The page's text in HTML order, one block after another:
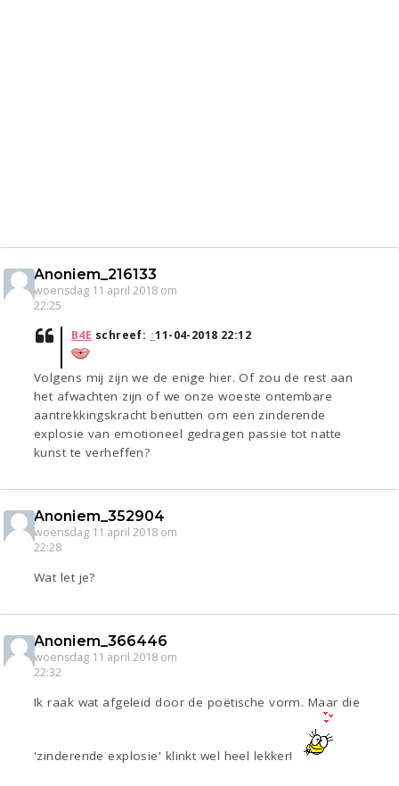
Anoniem_216133
woensdag 11 april 2018 om
22:25
B4E schreef: ↑11-04-2018 22:12
Volgens mij zijn we de enige hier. Of zou de rest aan
het afwachten zijn of we onze woeste ontembare
aantrekkingskracht benutten om een zinderende
explosie van emotioneel gedragen passie tot natte
kunst te verheffen?
Anoniem_352904
woensdag 11 april 2018 om
22:28
Wat let je?
Anoniem_366446
woensdag 11 april 2018 om
22:32
Ik raak wat afgeleid door de poëtische vorm. Maar die
'zinderende explosie' klinkt wel heel lekker!